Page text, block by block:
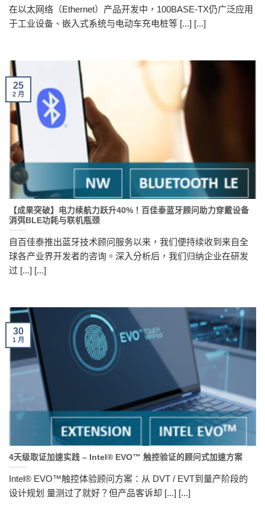
在以太网络（Ethernet）产品开发中，100BASE-TX仍广泛应用
于工业设备、嵌入式系统与电动车充电桩等 [...] [...]
【成果突破】电力续航力跃升40%！百佳泰蓝牙顾问助力穿戴设备
消弭BLE功耗与联机瓶颈
自百佳泰推出蓝牙技术顾问服务以来，我们便持续收到来自全
球各产业界开发者的咨询。深入分析后，我们归纳企业在研发
过 [...] [...]
25
2 月
4天级取证加速实践 – Intel® EVO™ 触控验证的顾问式加速方案
Intel® EVO™触控体验顾问方案：从 DVT / EVT到量产阶段的
设计规划 量测过了就好？但产品客诉却 [...] [...]
30
1 月